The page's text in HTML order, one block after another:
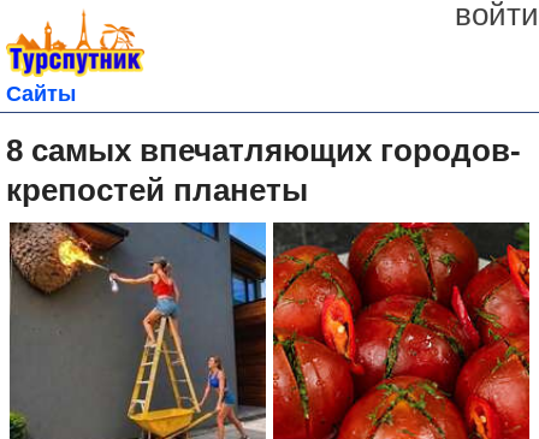
войти
Сайты
8 самых впечатляющих городов-
крепостей планеты